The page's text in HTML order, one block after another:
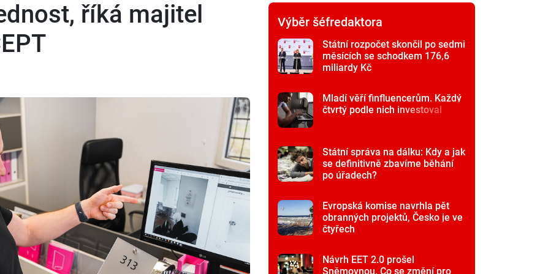
říká majitel
Výběr šéfredaktora
Státní rozpočet skončil po sedmi
měsících se schodkem 176,6
miliardy Kč
Mladí věří finfluencerům. Každý
čtvrtý podle nich investoval
Státní správa na dálku: Kdy a jak
se definitivně zbavíme běhání
po úřadech?
Evropská komise navrhla pět
obranných projektů, Česko je ve
čtyřech
Návrh EET 2.0 prošel
Sněmovnou. Co se změní pro